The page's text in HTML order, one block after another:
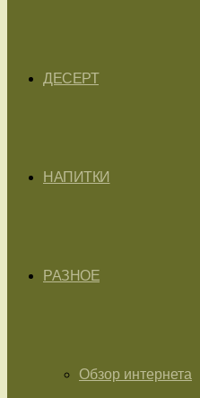
ДЕСЕРТ
НАПИТКИ
РАЗНОЕ
Обзор интернета